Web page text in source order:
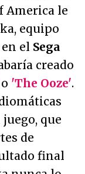
America le
equipo
el Sega
creado
'The Ooze'.
que
de
final